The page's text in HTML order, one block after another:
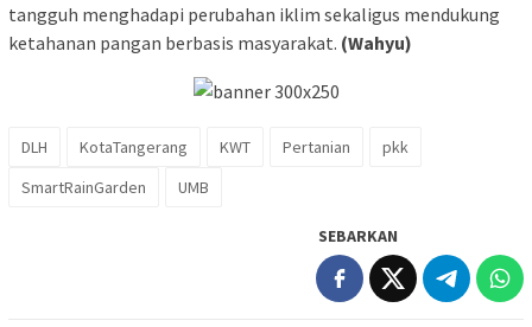
tangguh menghadapi perubahan iklim sekaligus mendukung
ketahanan pangan berbasis masyarakat. (Wahyu)
DLH KotaTangerang KWT Pertanian
pkk
SmartRainGarden
UMB
SEBARKAN